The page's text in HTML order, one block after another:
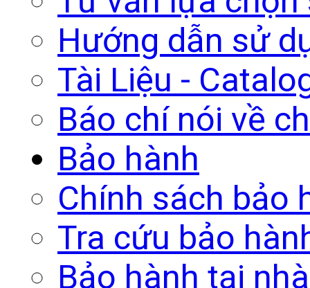
Hướng dẫn sử
Tài Liệu -
Báo chí nói về
Bảo hành
Chính sách bảo
Tra cứu bảo
Bảo hành tại nhà